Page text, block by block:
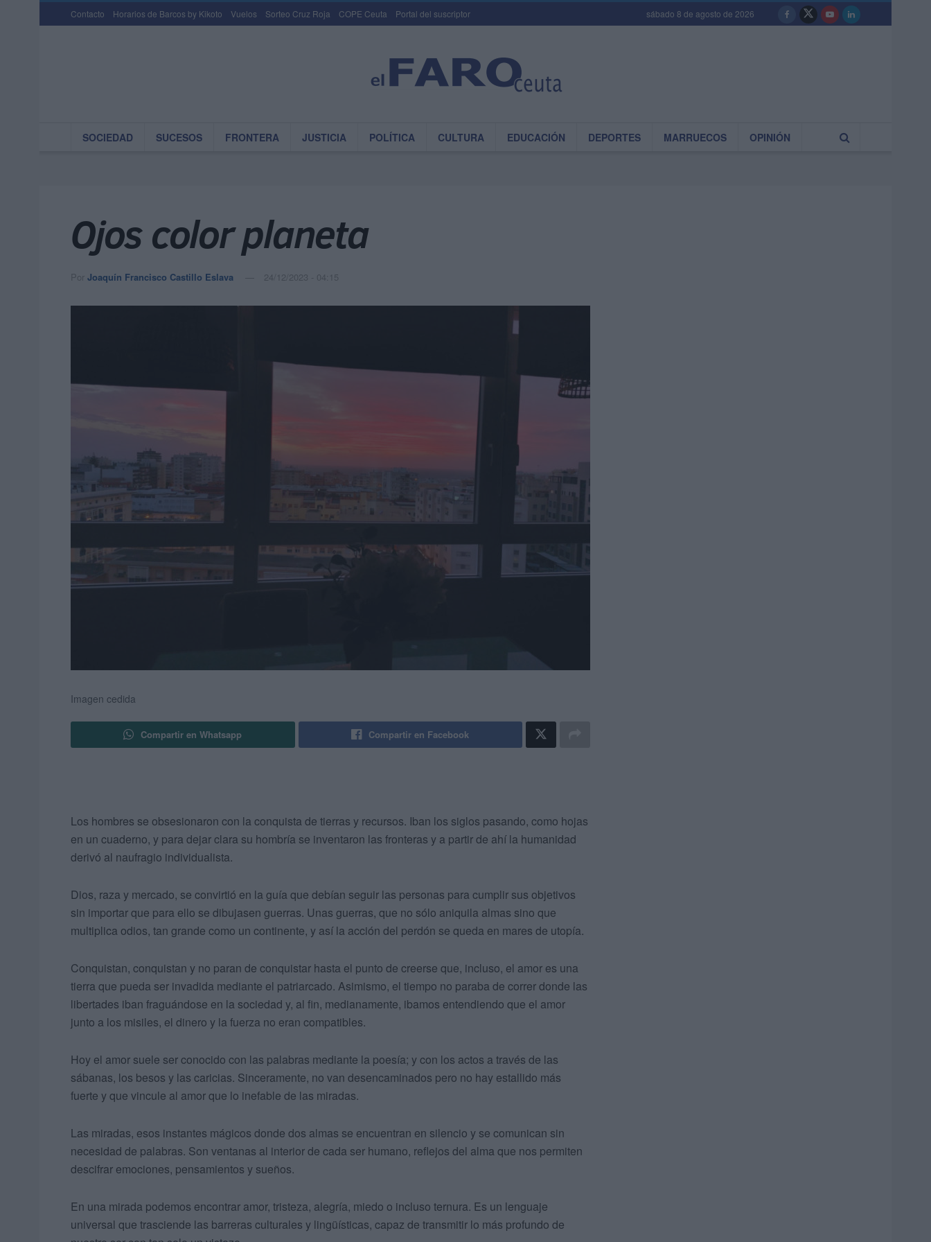
Contacto Horarios de Barcos by Kikoto Vuelos Sorteo Cruz Roja COPE Ceuta Portal del suscriptor sábado 8 de agosto de 2026
SOCIEDAD SUCESOS FRONTERA JUSTICIA POLÍTICA CULTURA EDUCACIÓN DEPORTES MARRUECOS OPINIÓN
Ojos color planeta
Por Joaquín Francisco Castillo Eslava 24/12/2023 - 04:15
Imagen cedida
Compartir en Whatsapp Compartir en Facebook
Los hombres se obsesionaron con la conquista de tierras y recursos. Iban los siglos pasando, como hojas
en un cuaderno, y para dejar clara su hombría se inventaron las fronteras y a partir de ahí la humanidad
derivó al naufragio individualista.
Dios, raza y mercado, se convirtió en la guía que debían seguir las personas para cumplir sus objetivos
sin importar que para ello se dibujasen guerras. Unas guerras, que no sólo aniquila almas sino que
multiplica odios, tan grande como un continente, y así la acción del perdón se queda en mares de utopía.
Conquistan, conquistan y no paran de conquistar hasta el punto de creerse que, incluso, el amor es una
tierra que pueda ser invadida mediante el patriarcado. Asimismo, el tiempo no paraba de correr donde las
libertades iban fraguándose en la sociedad y, al fin, medianamente, ibamos entendiendo que el amor
junto a los misiles, el dinero y la fuerza no eran compatibles.
Hoy el amor suele ser conocido con las palabras mediante la poesía; y con los actos a través de las
sábanas, los besos y las caricias. Sinceramente, no van desencaminados pero no hay estallido más
fuerte y que vincule al amor que lo inefable de las miradas.
Las miradas, esos instantes mágicos donde dos almas se encuentran en silencio y se comunican sin
necesidad de palabras. Son ventanas al interior de cada ser humano, reflejos del alma que nos permiten
descifrar emociones, pensamientos y sueños.
En una mirada podemos encontrar amor, tristeza, alegría, miedo o incluso ternura. Es un lenguaje
universal que trasciende las barreras culturales y lingüísticas, capaz de transmitir lo más profundo de